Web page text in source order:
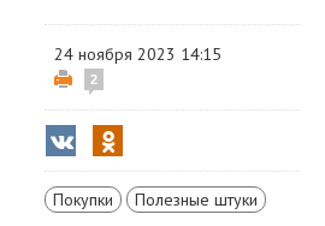
24 ноября 2023 14:15
2
Покупки
Полезные штуки